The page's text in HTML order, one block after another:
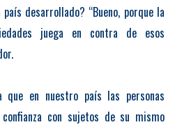
desarrollado? “Bueno, porque la
juega en contra de esos
que en nuestro país las personas
con sujetos de su mismo